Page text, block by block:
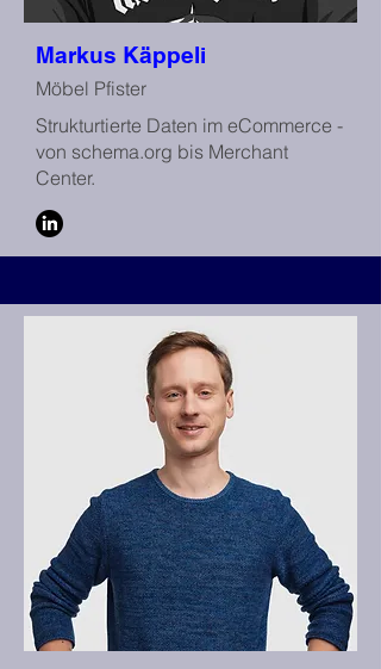
Markus Käppeli
Möbel Pfister
Strukturtierte Daten im eCommerce -
von schema.org bis Merchant
Center.